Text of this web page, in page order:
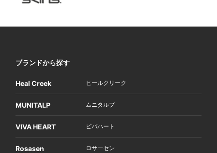
ブランドから探す
Heal Creek ヒールクリーク
MUNITALP ムニタルプ
VIVA HEART ビバハート
Rosasen ロサーセン